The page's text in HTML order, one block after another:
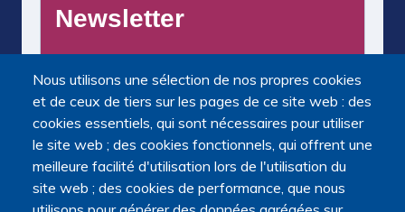
Nous utilisons une sélection de nos propres cookies
et de ceux de tiers sur les pages de ce site web : des
cookies essentiels, qui sont nécessaires pour utiliser
le site web ; des cookies fonctionnels, qui offrent une
meilleure facilité d'utilisation lors de l'utilisation du
site web ; des cookies de performance, que nous